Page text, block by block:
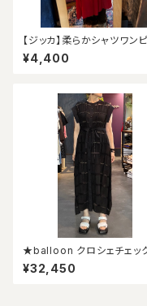
【ジッカ】柔らかシャツワンピ
¥4,400
★balloon クロシェチェッ
ネルワンピース★
¥32,450